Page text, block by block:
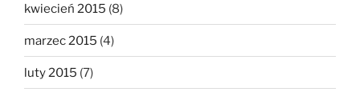
kwiecień 2015 (8)
marzec 2015 (4)
luty 2015 (7)